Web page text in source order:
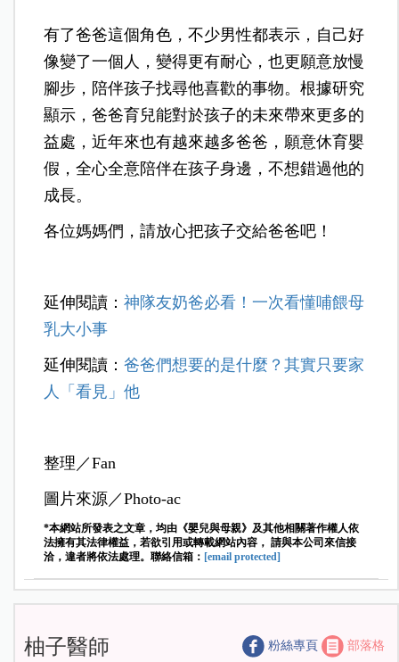
有了爸爸這個角色，不少男性都表示，自己好
像變了一個人，變得更有耐心，也更願意放慢
腳步，陪伴孩子找尋他喜歡的事物。根據研究
顯示，爸爸育兒能對於孩子的未來帶來更多的
益處，近年來也有越來越多爸爸，願意休育嬰
假，全心全意陪伴在孩子身邊，不想錯過他的
成長。
各位媽媽們，請放心把孩子交給爸爸吧！
延伸閱讀：神隊友奶爸必看！一次看懂哺餵母
乳大小事
延伸閱讀：爸爸們想要的是什麼？其實只要家
人「看見」他
整理／Fan
圖片來源／Photo-ac
*本網站所發表之文章，均由《嬰兒與母親》及其他相關著作權人依
法擁有其法律權益，若欲引用或轉載網站內容， 請與本公司來信接
洽，違者將依法處理。聯絡信箱： [email protected]
柚子醫師 粉絲專頁 部落格